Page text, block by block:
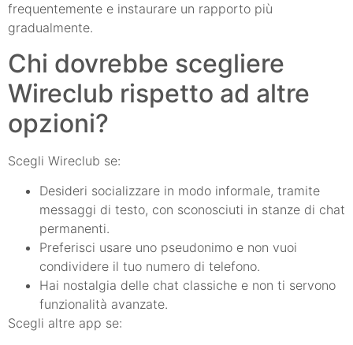
frequentemente e instaurare un rapporto più
gradualmente.
Chi dovrebbe scegliere
Wireclub rispetto ad altre
opzioni?
Scegli Wireclub se:
Desideri socializzare in modo informale, tramite
messaggi di testo, con sconosciuti in stanze di chat
permanenti.
Preferisci usare uno pseudonimo e non vuoi
condividere il tuo numero di telefono.
Hai nostalgia delle chat classiche e non ti servono
funzionalità avanzate.
Scegli altre app se: